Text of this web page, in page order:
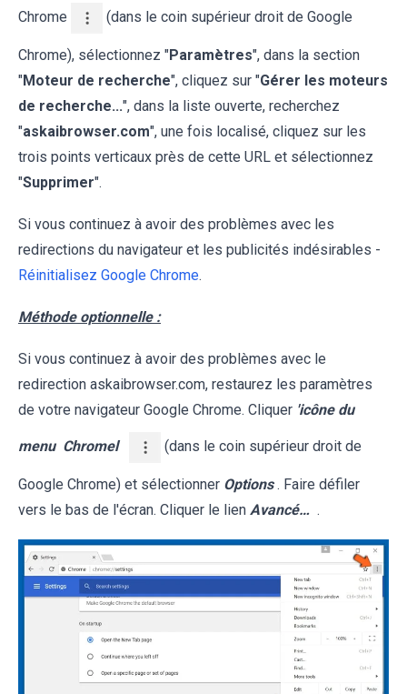
Chrome (dans le coin supérieur droit de Google
Chrome), sélectionnez "Paramètres", dans la section
"Moteur de recherche", cliquez sur "Gérer les moteurs
de recherche...", dans la liste ouverte, recherchez
"askaibrowser.com", une fois localisé, cliquez sur les
trois points verticaux près de cette URL et sélectionnez
"Supprimer".
Si vous continuez à avoir des problèmes avec les
redirections du navigateur et les publicités indésirables -
Réinitialisez Google Chrome.
Méthode optionnelle :
Si vous continuez à avoir des problèmes avec le
redirection askaibrowser.com, restaurez les paramètres
de votre navigateur Google Chrome. Cliquer 'icône du
menu Chromel (dans le coin supérieur droit de
Google Chrome) et sélectionner Options . Faire défiler
vers le bas de l'écran. Cliquer le lien Avancé… .